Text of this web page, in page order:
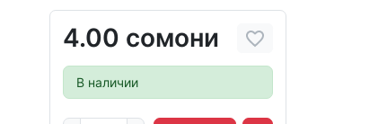
4.00 сомони
В наличии